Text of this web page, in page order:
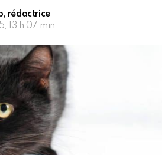
rédactrice
13 h 07 min